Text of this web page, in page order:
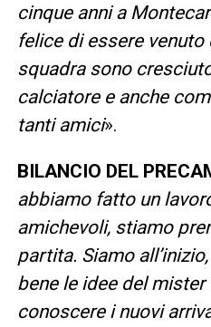
cinque anni a
felice di essere venuto
squadra sono
calciatore e anche
tanti amici».
BILANCIO DEL
abbiamo fatto un
amichevoli, stiamo
partita. Siamo
bene le idee del mister
conoscere i nuovi